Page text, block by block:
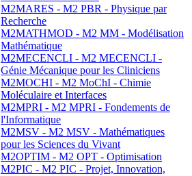
M2MARES - M2 PBR - Physique par
Recherche
M2MATHMOD - M2 MM - Modélisation
Mathématique
M2MECENCLI - M2 MECENCLI -
Génie Mécanique pour les Cliniciens
M2MOCHI - M2 MoChI - Chimie
Moléculaire et Interfaces
M2MPRI - M2 MPRI - Fondements de
l'Informatique
M2MSV - M2 MSV - Mathématiques
pour les Sciences du Vivant
M2OPTIM - M2 OPT - Optimisation
M2PIC - M2 PIC - Projet, Innovation,